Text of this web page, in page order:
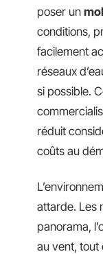
poser un
conditions,
facilement
réseaux
si possible.
réduit
coûts au
attarde. Les
panorama,
au vent, tout